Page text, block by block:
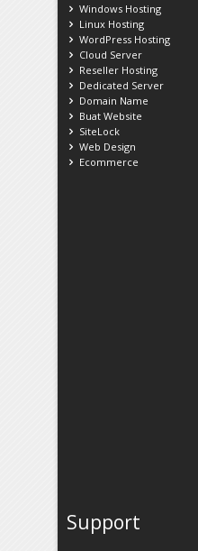
Windows Hosting
Linux Hosting
WordPress Hosting
Cloud Server
Reseller Hosting
Dedicated Server
Domain Name
Buat Website
SiteLock
Web Design
Ecommerce
Support